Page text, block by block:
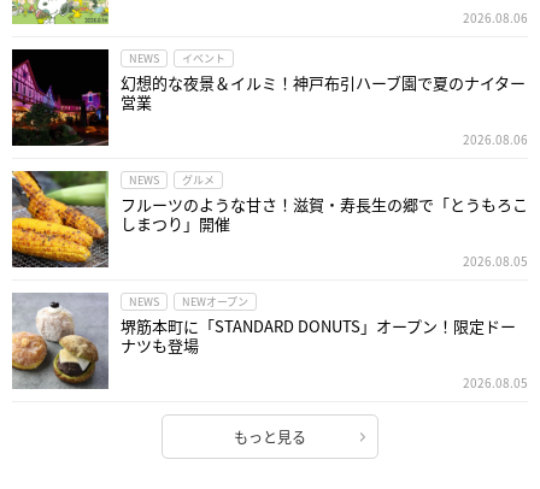
2026.08.06
NEWS イベント
幻想的な夜景＆イルミ！神戸布引ハーブ園で夏のナイター
営業
2026.08.06
NEWS グルメ
フルーツのような甘さ！滋賀・寿長生の郷で「とうもろこ
しまつり」開催
2026.08.05
NEWS NEWオープン
堺筋本町に「STANDARD DONUTS」オープン！限定ドー
ナツも登場
2026.08.05
もっと見る